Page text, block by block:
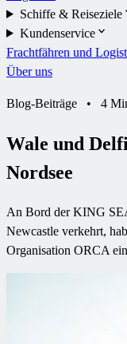
Schiffe & Reiseziele
Kundenservice
Frachtfähren und
Über uns
Blog-Beiträge • 4
Wale und
Nordsee
An Bord der KING
Newcastle verkehrt,
Organisation ORCA